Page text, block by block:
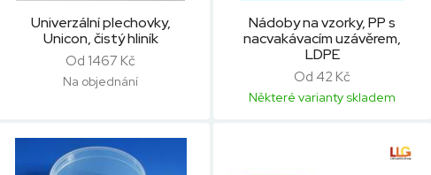
Univerzální plechovky,
Unicon, čistý hliník
Od 1467 Kč
Na objednání
Nádoby na vzorky, PP s
nacvakávacím uzávěrem,
LDPE
Od 42 Kč
Některé varianty skladem